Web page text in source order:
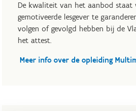
De kwaliteit van het aanbod staat
gemotiveerde lesgever te
volgen of gevolgd hebben bij de
het attest.
Meer info over de opleiding